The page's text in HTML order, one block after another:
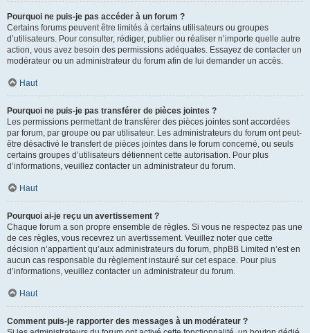
Pourquoi ne puis-je pas accéder à un forum ?
Certains forums peuvent être limités à certains utilisateurs ou groupes
d’utilisateurs. Pour consulter, rédiger, publier ou réaliser n’importe quelle autre
action, vous avez besoin des permissions adéquates. Essayez de contacter un
modérateur ou un administrateur du forum afin de lui demander un accès.
Haut
Pourquoi ne puis-je pas transférer de pièces jointes ?
Les permissions permettant de transférer des pièces jointes sont accordées
par forum, par groupe ou par utilisateur. Les administrateurs du forum ont peut-
être désactivé le transfert de pièces jointes dans le forum concerné, ou seuls
certains groupes d’utilisateurs détiennent cette autorisation. Pour plus
d’informations, veuillez contacter un administrateur du forum.
Haut
Pourquoi ai-je reçu un avertissement ?
Chaque forum a son propre ensemble de règles. Si vous ne respectez pas une
de ces règles, vous recevrez un avertissement. Veuillez noter que cette
décision n’appartient qu’aux administrateurs du forum, phpBB Limited n’est en
aucun cas responsable du règlement instauré sur cet espace. Pour plus
d’informations, veuillez contacter un administrateur du forum.
Haut
Comment puis-je rapporter des messages à un modérateur ?